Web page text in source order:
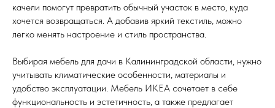
качели помогут превратить обычный участок в место, куда
хочется возвращаться. А добавив яркий текстиль, можно
легко менять настроение и стиль пространства.
Выбирая мебель для дачи в Калининградской области, нужно
учитывать климатические особенности, материалы и
удобство эксплуатации. Мебель ИКЕА сочетает в себе
функциональность и эстетичность, а также предлагает